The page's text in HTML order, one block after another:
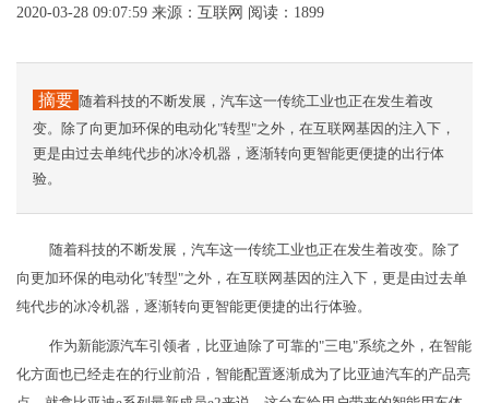
2020-03-28 09:07:59 来源：互联网 阅读：1899
摘要 随着科技的不断发展，汽车这一传统工业也正在发生着改
变。除了向更加环保的电动化"转型"之外，在互联网基因的注入下，
更是由过去单纯代步的冰冷机器，逐渐转向更智能更便捷的出行体
验。
随着科技的不断发展，汽车这一传统工业也正在发生着改变。除了
向更加环保的电动化"转型"之外，在互联网基因的注入下，更是由过去单
纯代步的冰冷机器，逐渐转向更智能更便捷的出行体验。
作为新能源汽车引领者，比亚迪除了可靠的"三电"系统之外，在智能
化方面也已经走在的行业前沿，智能配置逐渐成为了比亚迪汽车的产品亮